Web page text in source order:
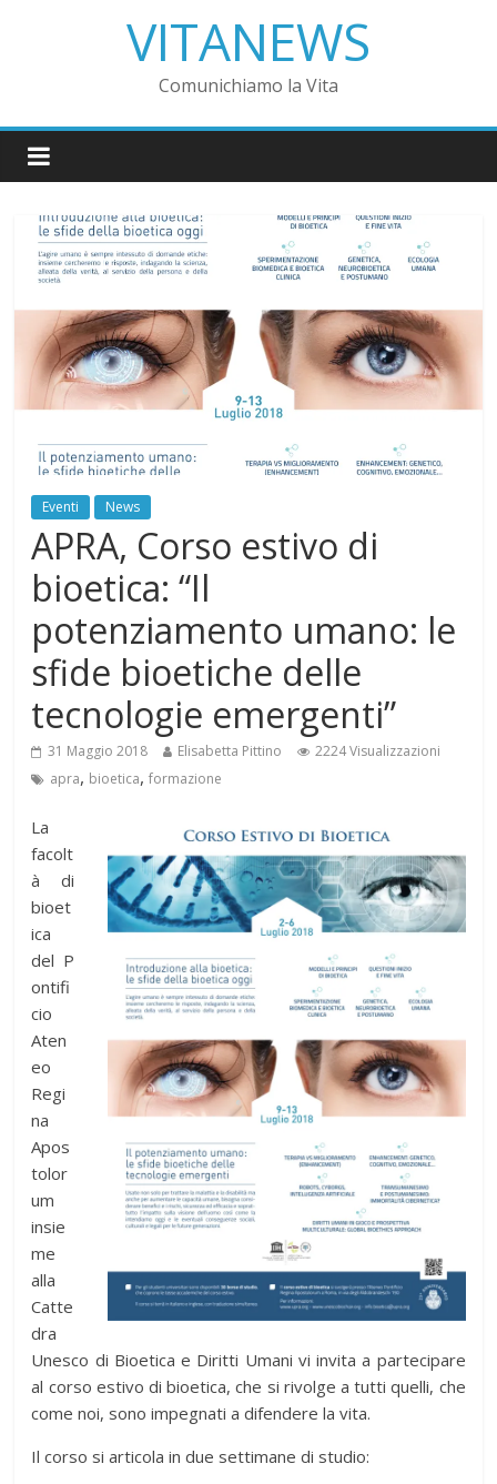
VITANEWS
Comunichiamo la Vita
Eventi News
APRA, Corso estivo di
bioetica: “Il
potenziamento umano: le
sfide bioetiche delle
tecnologie emergenti”
31 Maggio 2018 Elisabetta Pittino
2224 Visualizzazioni
apra, bioetica,formazione
La
facolt
à di
bioet
ica
del P
ontifi
cio
Aten
eo
Regi
na
Apos
tolor
um
insie
me
alla
Catte
dra
Unesco di Bioetica e Diritti Umani vi invita a partecipare
al corso estivo di bioetica, che si rivolge a tutti quelli, che
come noi, sono impegnati a difendere la vita.
Il corso si articola in due settimane di studio: